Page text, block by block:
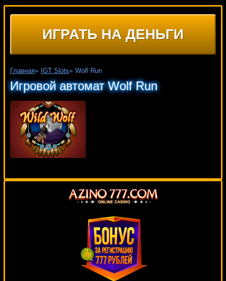
ИГРАТЬ НА ДЕНЬГИ
Главная» IGT Slots» Wolf Run
Игровой автомат Wolf Run